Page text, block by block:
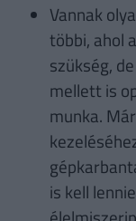
Vannak
többi, ahol
szükség,
mellett is
munka.
is kell